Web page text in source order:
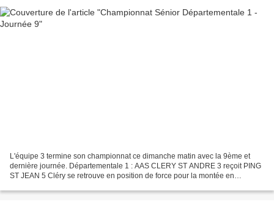
L'équipe 3 termine son championnat ce dimanche matin avec la 9ème et
dernière journée. Départementale 1 : AAS CLERY ST ANDRE 3 reçoit PING
ST JEAN 5 Cléry se retrouve en position de force pour la montée en